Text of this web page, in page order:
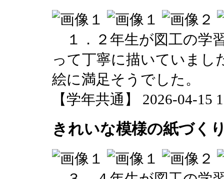
１．２年生が図工の学
って丁寧に描いていまし
絵に満足そうでした。
【学年共通】 2026-04-15
きれいな模様の紙づく